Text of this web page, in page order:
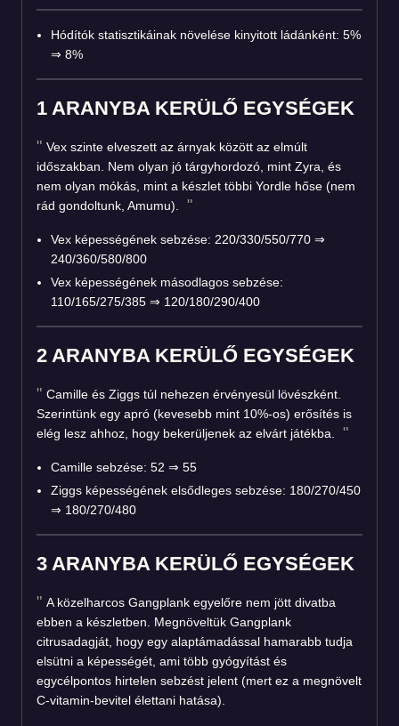
Hódítók statisztikáinak növelése kinyitott ládánként: 5%
⇒ 8%
1 ARANYBA KERÜLŐ EGYSÉGEK
Vex szinte elveszett az árnyak között az elmúlt
időszakban. Nem olyan jó tárgyhordozó, mint Zyra, és
nem olyan mókás, mint a készlet többi Yordle hőse (nem
rád gondoltunk, Amumu).
Vex képességének sebzése: 220/330/550/770 ⇒
240/360/580/800
Vex képességének másodlagos sebzése:
110/165/275/385 ⇒ 120/180/290/400
2 ARANYBA KERÜLŐ EGYSÉGEK
Camille és Ziggs túl nehezen érvényesül lövészként.
Szerintünk egy apró (kevesebb mint 10%-os) erősítés is
elég lesz ahhoz, hogy bekerüljenek az elvárt játékba.
Camille sebzése: 52 ⇒ 55
Ziggs képességének elsődleges sebzése: 180/270/450
⇒ 180/270/480
3 ARANYBA KERÜLŐ EGYSÉGEK
A közelharcos Gangplank egyelőre nem jött divatba
ebben a készletben. Megnöveltük Gangplank
citrusadagját, hogy egy alaptámadással hamarabb tudja
elsütni a képességét, ami több gyógyítást és
egycélpontos hirtelen sebzést jelent (mert ez a megnövelt
C-vitamin-bevitel élettani hatása).